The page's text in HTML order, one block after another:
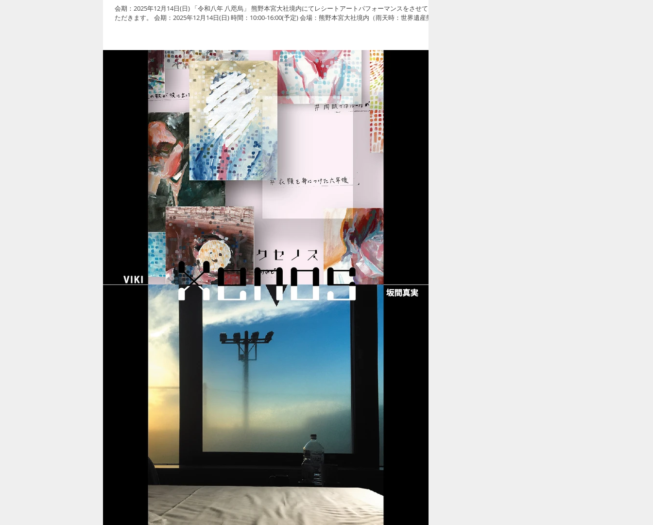
会期：2025年12月14日(日) 「令和八年 八咫烏」 熊野本宮大社境内にてレシートアートパフォーマンスをさせてい
ただきます。 会期：2025年12月14日(日) 時間：10:00-16:00(予定) 会場：熊野本宮大社境内（雨天時：世界遺産熊野
を融合させた、類を見ないアートの祭典です。創造性と生命力にあふれた本催しが、訪れる方々の心に新たな気づ
きと感動をもたらすことを願っております。